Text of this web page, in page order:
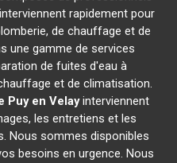
rapidement pour
de chauffage et de
une gamme de services
de fuites d'eau à
et de climatisation.
Puy en Velayinterviennent
les entretiens et les
Nous sommes disponibles
besoins en urgence. Nous